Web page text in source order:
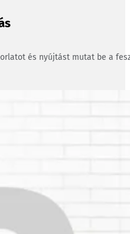
és nyújtást mutat be a